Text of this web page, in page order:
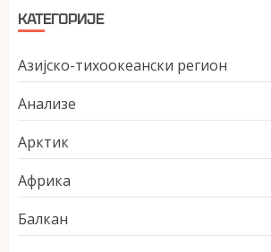
КАТЕГОРИЈЕ
Азијско-тихоокеански регион
Анализе
Арктик
Африка
Балкан